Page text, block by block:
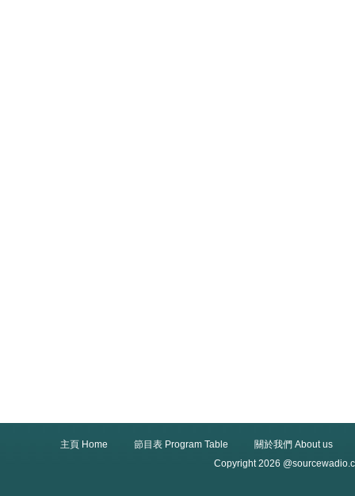
主頁 Home 節目表 Program Table
關於我們 About us
Copyright 2026